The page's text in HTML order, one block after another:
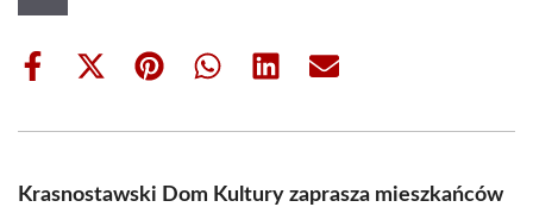
Share
Share
(Twitter)
Share Share Share Share
Krasnostawski Dom Kultury zaprasza mieszkańców